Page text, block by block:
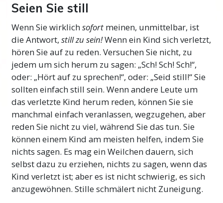
Seien Sie still
Wenn Sie wirklichsofort meinen, unmittelbar, ist
die Antwort, still zu sein!Wenn ein Kind sich verletzt,
hören Sie auf zu reden. Versuchen Sie nicht, zu
jedem um sich herum zu sagen: „Sch! Sch! Sch!“,
oder: „Hört auf zu sprechen!“, oder: „Seid still!“ Sie
sollten einfach still sein. Wenn andere Leute um
das verletzte Kind herum reden, können Sie sie
manchmal einfach veranlassen, wegzugehen, aber
reden Sie nicht zu viel, während Sie das tun. Sie
können einem Kind am meisten helfen, indem Sie
nichts sagen. Es mag ein Weilchen dauern, sich
selbst dazu zu erziehen, nichts zu sagen, wenn das
Kind verletzt ist; aber es ist nicht schwierig, es sich
anzugewöhnen. Stille schmälert nicht Zuneigung.